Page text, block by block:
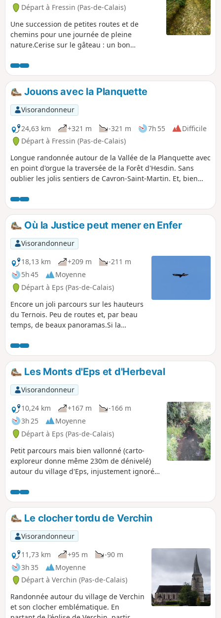
Départ à Fressin (Pas-de-Calais)
Une succession de petites routes et de
chemins pour une journée de pleine
nature.Cerise sur le gâteau : un bon
le Bois de Fressin. Pour les randonneurs très
aguerris, je conseille fortement la variante
décrite dans les infos pratiques.
Jouons avec la Planquette
Visorandonneur
24,63 km
+321 m -321 m 7h 55
Difficile
Départ à Fressin (Pas-de-Calais)
Longue randonnée autour de la Vallée de la Planquette avec
en point d'orgue la traversée de la Forêt d'Hesdin. Sans
oublier les jolis sentiers de Cavron-Saint-Martin. Et, bien
de Fressin qui ravit plus d’un mollet. Quand je suis passé
début septembre 2023, les chemins étaient excellents mais
les premières pluies vont vite les dégrader et la balade
deviendra très difficile. L'utilisation de l'appli facilite
grandement le cheminement !
Où la Justice peut mener en Enfer
Visorandonneur
18,13 km
+209 m
-211 m
5h 45
Moyenne
Départ à Eps (Pas-de-Calais)
Encore un joli parcours sur les hauteurs
du Ternois. Peu de routes et, par beau
temps, de beaux panoramas.Si la
quelques chevreuils (une harde de 6 en
cette fin février 2019).
Les Monts d'Eps et d'Herbeval
Visorandonneur
10,24 km
+167 m
-166 m
3h 25
Moyenne
Départ à Eps (Pas-de-Calais)
Petit parcours mais bien vallonné (carto-
exploreur donne même 230m de dénivelé)
autour du village d'Eps, injustement ignoré
À faire de préférence un jour de grand
soleil, c'est magique !
Le clocher tordu de Verchin
Visorandonneur
11,73 km
+95 m
-90 m
3h 35
Moyenne
Départ à Verchin (Pas-de-Calais)
Randonnée autour du village de Verchin
et son clocher emblématique. En